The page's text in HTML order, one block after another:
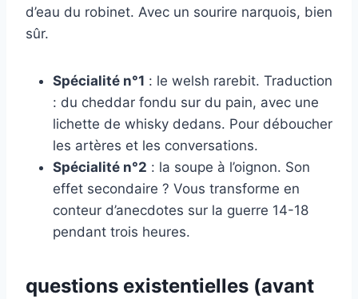
d’eau du robinet. Avec un sourire narquois, bien
sûr.
Spécialité n°1 : le welsh rarebit. Traduction
: du cheddar fondu sur du pain, avec une
lichette de whisky dedans. Pour déboucher
les artères et les conversations.
Spécialité n°2 : la soupe à l’oignon. Son
effet secondaire ? Vous transforme en
conteur d’anecdotes sur la guerre 14-18
pendant trois heures.
questions existentielles (avant